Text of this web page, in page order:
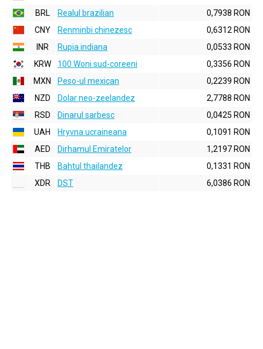
BRL
Realul brazilian
0,7938 RON
CNY
Renminbi chinezesc
0,6312 RON
INR
Rupia indiana
0,0533 RON
KRW
100 Woni sud-coreeni
0,3356 RON
MXN
Peso-ul mexican
0,2239 RON
NZD
Dolar neo-zeelandez
2,7788 RON
RSD
Dinarul sarbesc
0,0425 RON
UAH
Hryvna ucraineana
0,1091 RON
AED
Dirhamul Emiratelor
1,2197 RON
THB
Bahtul thailandez
0,1331 RON
XDR
DST 6,0386 RON